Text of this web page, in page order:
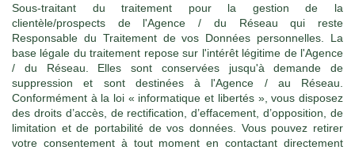
Sous-traitant du traitement pour la gestion de la
clientèle/prospects de l'Agence / du Réseau qui reste
Responsable du Traitement de vos Données personnelles. La
base légale du traitement repose sur l'intérêt légitime de l'Agence
/ du Réseau. Elles sont conservées jusqu'à demande de
suppression et sont destinées à l'Agence / au Réseau.
Conformément à la loi « informatique et libertés », vous disposez
des droits d’accès, de rectification, d’effacement, d’opposition, de
limitation et de portabilité de vos données. Vous pouvez retirer
votre consentement à tout moment en contactant directement